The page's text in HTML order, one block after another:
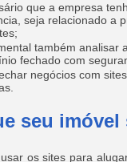
que a empresa
seja relacionado a
também analisar
fechado com
negócios com
seu imóvel
os sites para